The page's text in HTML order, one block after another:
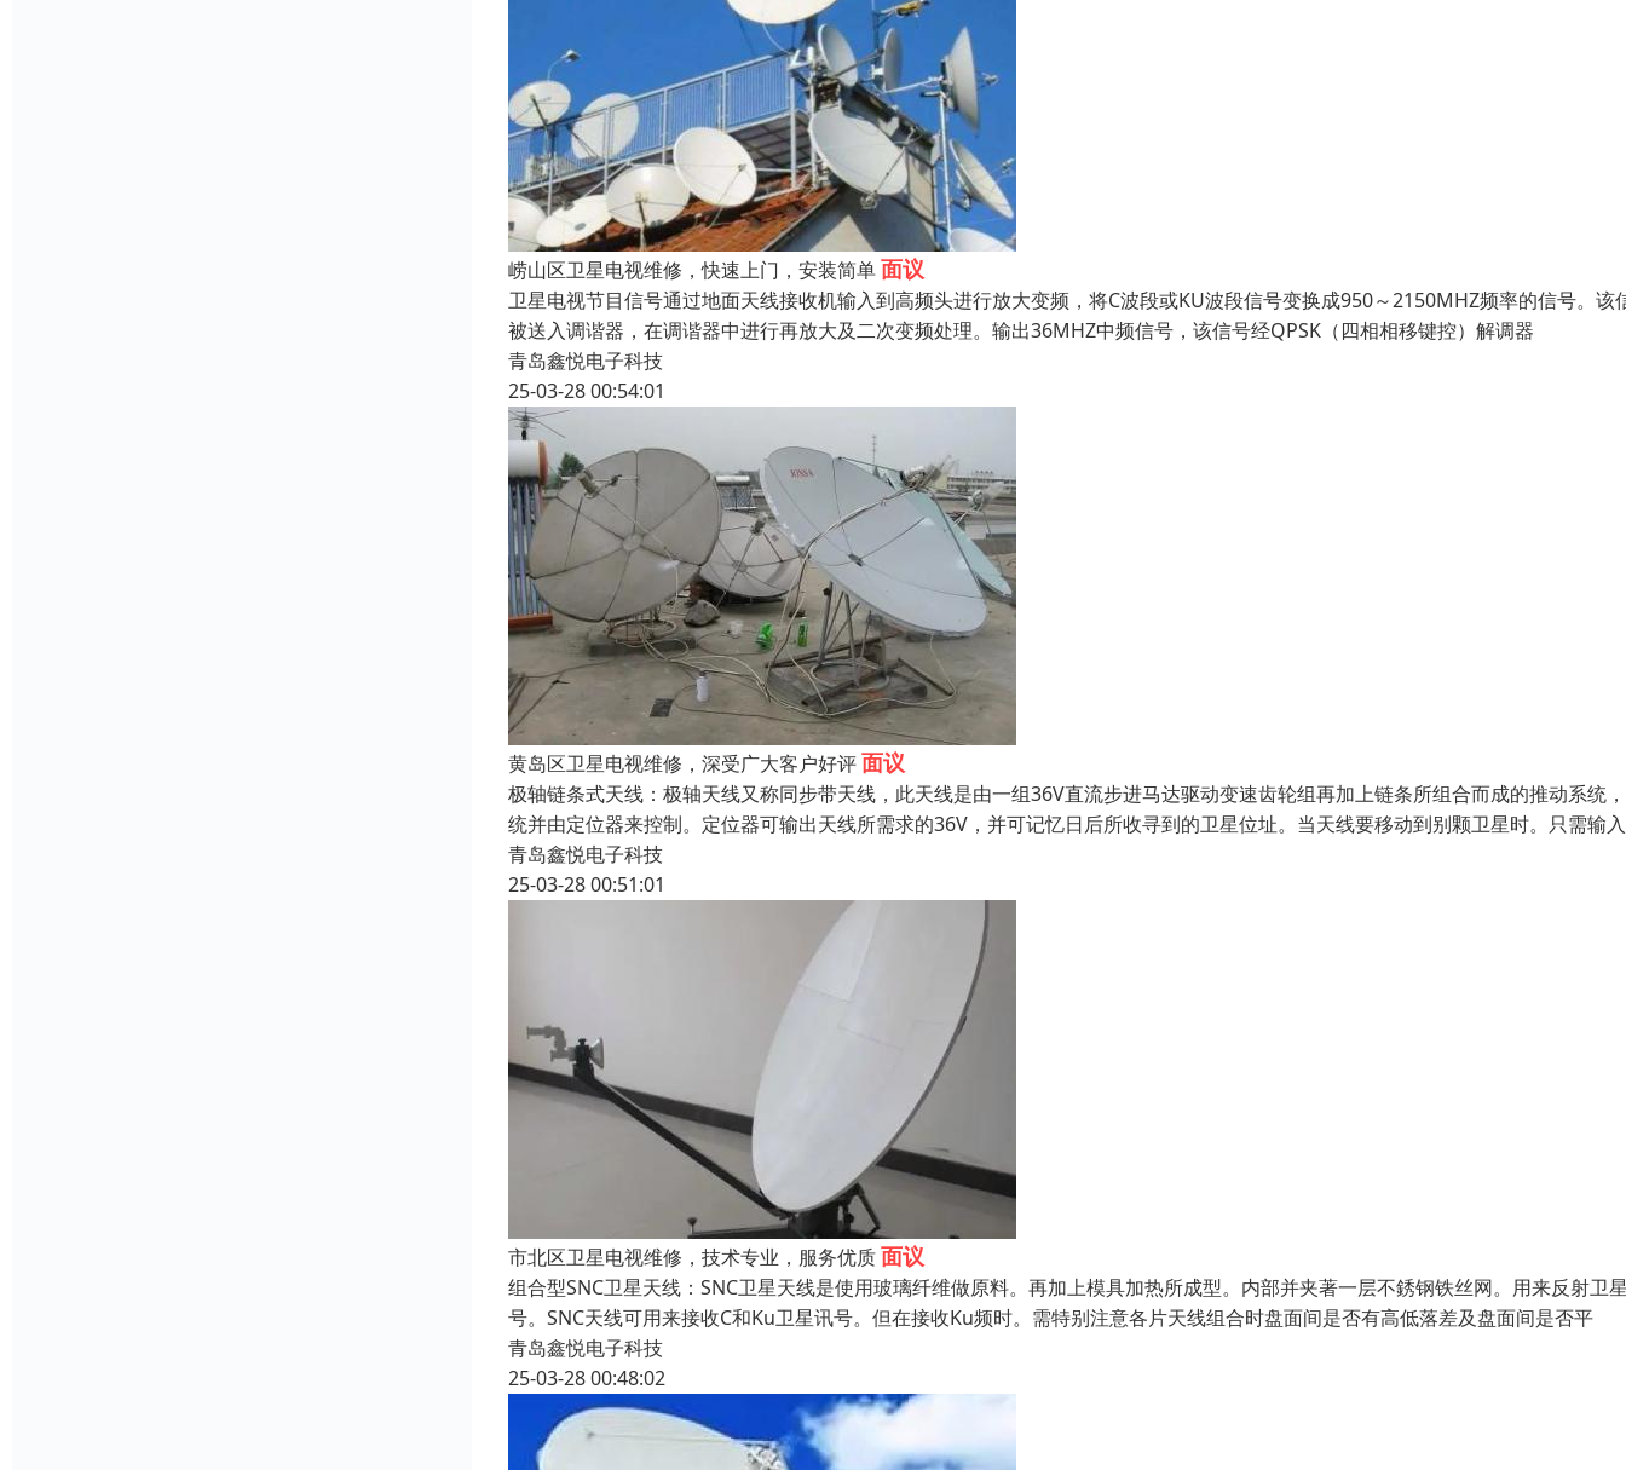
‌崂山区卫星电视维修，快速上门，安装简单面议
卫星电视节目信号通过地面天线接收机输入到高频头进行放大变频，将C波段或KU波段信号变换成950～2150MHZ频率的信号。该
被送入调谐器，在调谐器中进行再放大及二次变频处理。输出36MHZ中频信号，该信号经QPSK（四相相移键控）解调器
青岛鑫悦电子科技
25-03-28 00:54:01
‌黄岛区卫星电视维修，深受广大客户好评面议
极轴链条式天线：极轴天线又称同步带天线，此天线是由一组36V直流步进马达驱动变速齿轮组再加上链条所组合而成的推动系统
统并由定位器来控制。定位器可输出天线所需求的36V，并可记忆日后所收寻到的卫星位址。当天线要移动到别颗卫星时。只需输入
青岛鑫悦电子科技
25-03-28 00:51:01
‌市北区卫星电视维修，技术专业，服务优质面议
组合型SNC卫星天线：SNC卫星天线是使用玻璃纤维做原料。再加上模具加热所成型。内部并夹著一层不銹钢铁丝网。用来反射卫
号。SNC天线可用来接收C和Ku卫星讯号。但在接收Ku频时。需特别注意各片天线组合时盘面间是否有高低落差及盘面间是否平
青岛鑫悦电子科技
25-03-28 00:48:02